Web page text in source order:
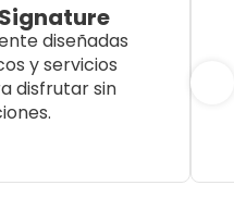
diseñadas
y servicios
disfrutar sin